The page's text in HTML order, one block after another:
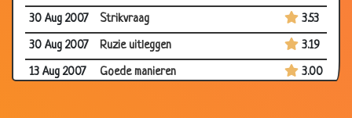
30 Aug 2007
Strikvraag
3.53
30 Aug 2007
Ruzie uitleggen
3.19
13 Aug 2007
Goede manieren
3.00